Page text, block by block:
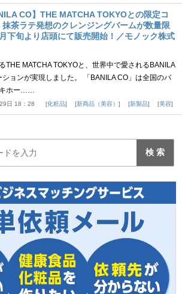
CO】THE MATCHA TOKYOとの限定コ
抹茶ラテ発想のクレンジングバームが数量限
下旬より店頭にて販売開始！／モノック株式
THE MATCHA TOKYOと、世界中で愛されるBANILA
ョンが実現しました。 「BANILA CO」は全国のバ
キホー……
日 18：28 化粧品 新商品（美容） 新製品 美容